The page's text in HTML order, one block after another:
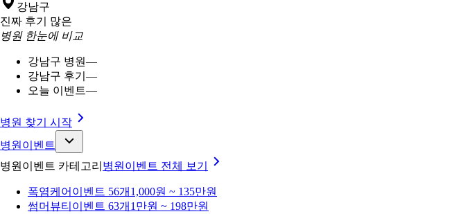
강남구
진짜 후기 많은
병원 한눈에 비교
강남구 병원—
강남구 후기 —
오늘 이벤트—
병원 찾기 시작
병원이벤트
병원이벤트 카테고리 병원이벤트 전체 보기
폭염케어 이벤트 56개 1,000원 ~ 135만원
썸머뷰티 이벤트 63개 1만원 ~ 198만원